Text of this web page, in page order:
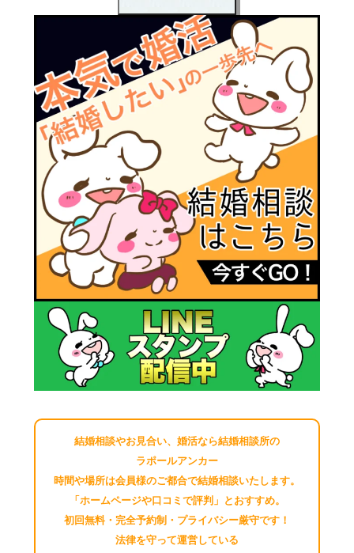
結婚相談やお見合い、婚活なら結婚相談所の
ラポールアンカー
時間や場所は会員様のご都合で結婚相談いたします。
「ホームページや口コミで評判」とおすすめ。
初回無料・完全予約制・プライバシー厳守です！
法律を守って運営している